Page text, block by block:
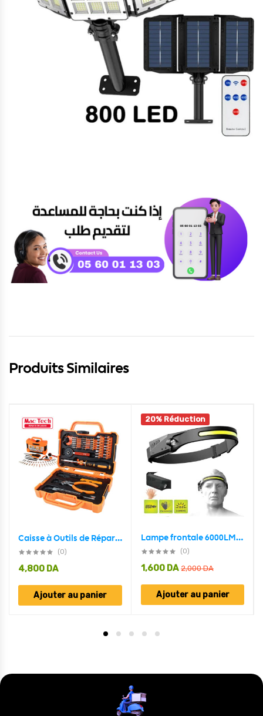
Produits Similaires
Caisse à Outils de Réparation 47 pièces MAC-TECH
(0)
4,800 DA
Ajouter au panier
20% Réduction
Lampe frontale 6000LM COB à Induction Rechargeable 5 Modes
(0)
2,000DA
1,600 DA
Ajouter au panier